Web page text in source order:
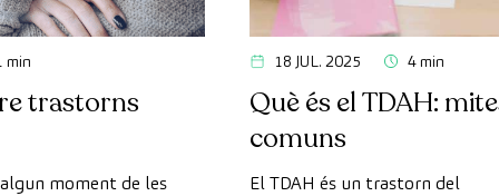
min
trastorns
moment de les
18 JUL. 2025 4 min
Què és el TDAH:
comuns
El TDAH és un trastorn del